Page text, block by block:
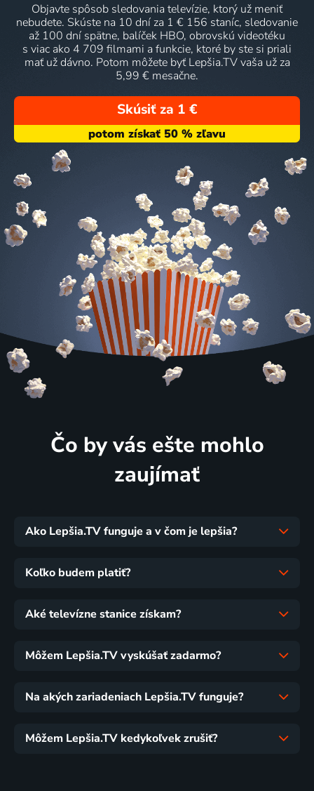
Objavte spôsob sledovania televízie, ktorý už meniť
nebudete. Skúste na 10 dní za 1 € 156 staníc, sledovanie
až 100 dní spätne, balíček HBO, obrovskú videotéku
s viac ako 4 709 filmami a funkcie, ktoré by ste si priali
mať už dávno. Potom môžete byť Lepšia.TV vaša už za
5,99 € mesačne.
Skúsiť za 1 €
Čo by vás ešte mohlo
zaujímať
Ako Lepšia.TV funguje a v čom je lepšia?
Koľko budem platiť?
Aké televízne stanice získam?
Môžem Lepšia.TV vyskúšať zadarmo?
Na akých zariadeniach Lepšia.TV funguje?
Môžem Lepšia.TV kedykoľvek zrušiť?